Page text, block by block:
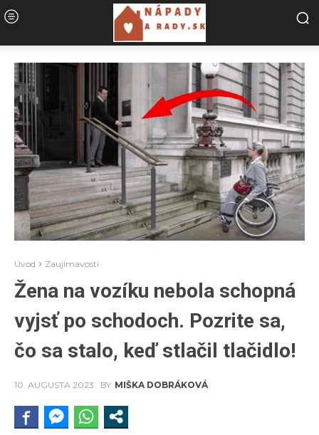
Úvod Zaujímavosti
Žena na vozíku nebola schopná
vyjsť po schodoch. Pozrite sa,
čo sa stalo, keď stlačil tlačidlo!
10. AUGUSTA 2023 BY MIŠKA DOBRÁKOVÁ